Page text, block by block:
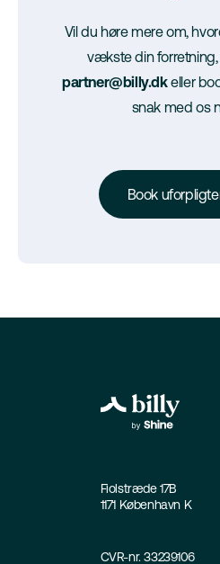
Vil du høre mere om,
vækste din forretning,
partner@billy.dkeller
snak med os
Book
Fiolstræde 17B
1171 København K
CVR-nr. 33239106